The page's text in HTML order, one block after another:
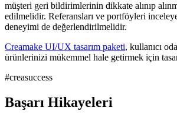
müşteri geri bildirimlerinin dikkate alınıp
edilmelidir. Referansları ve portföyleri
deneyimi de değerlendirilmelidir.
Creamake UI/UX tasarım paketi, kullanıcı
ürünlerinizi mükemmel hale getirmek için
#creasuccess
Başarı Hikayeleri